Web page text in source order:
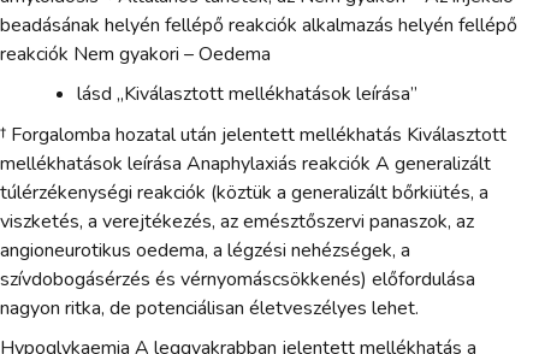
beadásának helyén fellépő reakciók alkalmazás helyén fellépő
reakciók Nem gyakori – Oedema
lásd „Kiválasztott mellékhatások leírása”
† Forgalomba hozatal után jelentett mellékhatás Kiválasztott
mellékhatások leírása Anaphylaxiás reakciók A generalizált
túlérzékenységi reakciók (köztük a generalizált bőrkiütés, a
viszketés, a verejtékezés, az emésztőszervi panaszok, az
angioneurotikus oedema, a légzési nehézségek, a
szívdobogásérzés és vérnyomáscsökkenés) előfordulása
nagyon ritka, de potenciálisan életveszélyes lehet.
Hypoglykaemia A leggyakrabban jelentett mellékhatás a